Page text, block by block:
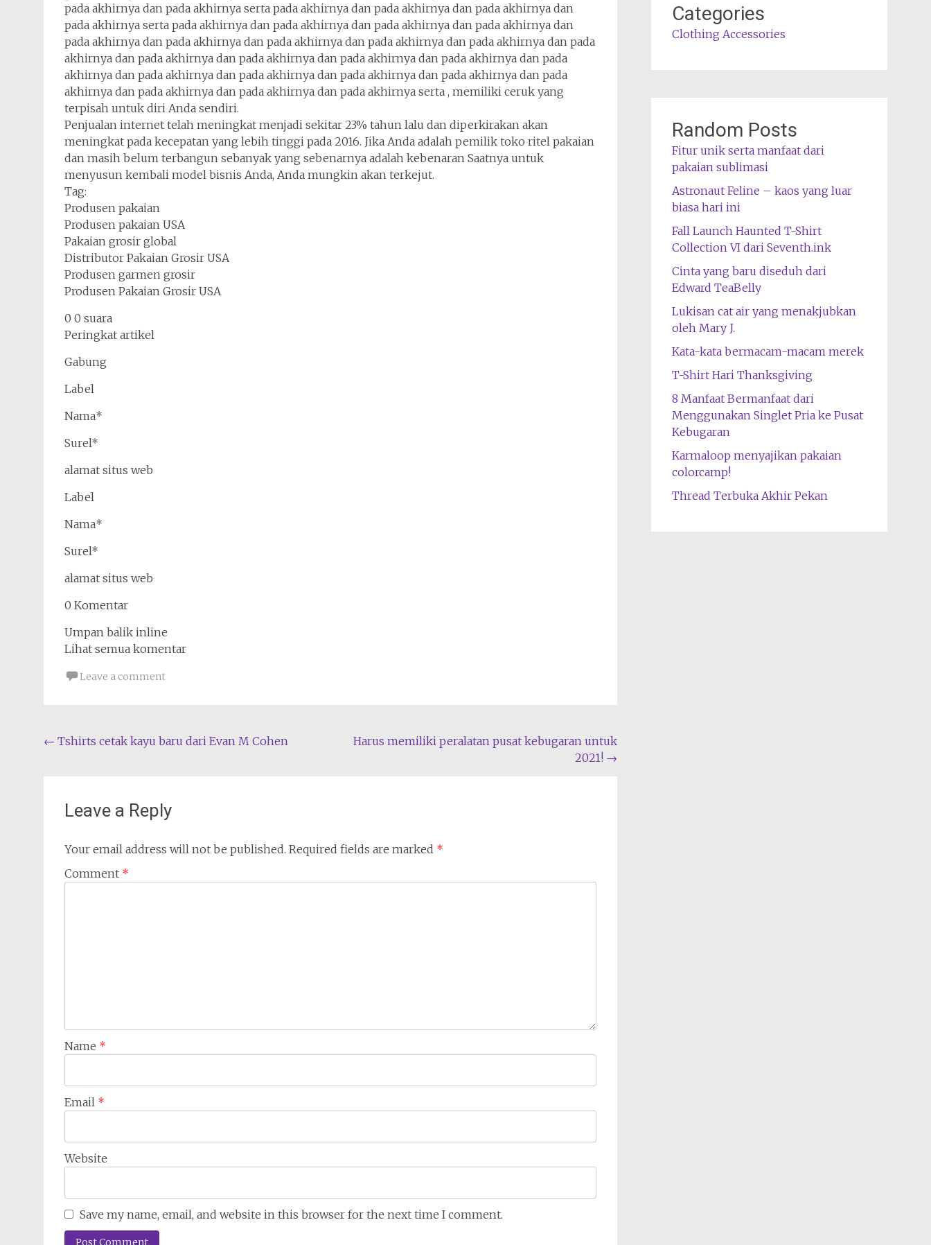
pada akhirnya dan pada akhirnya serta pada akhirnya dan pada akhirnya dan pada akhirnya dan
pada akhirnya serta pada akhirnya dan pada akhirnya dan pada akhirnya dan pada akhirnya dan
pada akhirnya dan pada akhirnya dan pada akhirnya dan pada akhirnya dan pada akhirnya dan pada
akhirnya dan pada akhirnya dan pada akhirnya dan pada akhirnya dan pada akhirnya dan pada
akhirnya dan pada akhirnya dan pada akhirnya dan pada akhirnya dan pada akhirnya dan pada
akhirnya dan pada akhirnya dan pada akhirnya dan pada akhirnya serta , memiliki ceruk yang
terpisah untuk diri Anda sendiri.
Penjualan internet telah meningkat menjadi sekitar 23% tahun lalu dan diperkirakan akan
meningkat pada kecepatan yang lebih tinggi pada 2016. Jika Anda adalah pemilik toko ritel pakaian
dan masih belum terbangun sebanyak yang sebenarnya adalah kebenaran Saatnya untuk
menyusun kembali model bisnis Anda, Anda mungkin akan terkejut.
Tag:
Produsen pakaian
Produsen pakaian USA
Pakaian grosir global
Distributor Pakaian Grosir USA
Produsen garmen grosir
Produsen Pakaian Grosir USA
0 0 suara
Peringkat artikel
Gabung
Label
Nama*
Surel*
alamat situs web
Label
Nama*
Surel*
alamat situs web
0 Komentar
Umpan balik inline
Lihat semua komentar
Leave a comment
Post
← Tshirts cetak kayu baru dari Evan M Cohen
Harus memiliki peralatan pusat kebugaran untuk
2021! →
Leave a Reply
Your email address will not be published. Required fields are marked *
Comment *
Name *
Email *
Website
Save my name, email, and website in this browser for the next time I comment.
Categories
Clothing Accessories
Random Posts
Fitur unik serta manfaat dari
pakaian sublimasi
Astronaut Feline – kaos yang luar
biasa hari ini
Fall Launch Haunted T-Shirt
Collection VI dari Seventh.ink
Cinta yang baru diseduh dari
Edward TeaBelly
Lukisan cat air yang menakjubkan
oleh Mary J.
Kata-kata bermacam-macam merek
T-Shirt Hari Thanksgiving
8 Manfaat Bermanfaat dari
Menggunakan Singlet Pria ke Pusat
Kebugaran
Karmaloop menyajikan pakaian
colorcamp!
Thread Terbuka Akhir Pekan